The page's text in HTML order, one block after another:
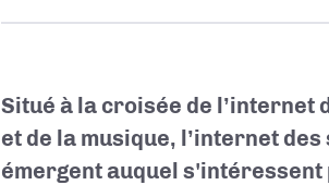
Situé à la croisée de l’internet
et de la musique, l’internet
émergent auquel